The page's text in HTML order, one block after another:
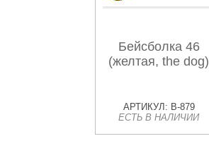
Бейсболка 46
(желтая, the dog)
АРТИКУЛ: B-879
ЕСТЬ В НАЛИЧИИ